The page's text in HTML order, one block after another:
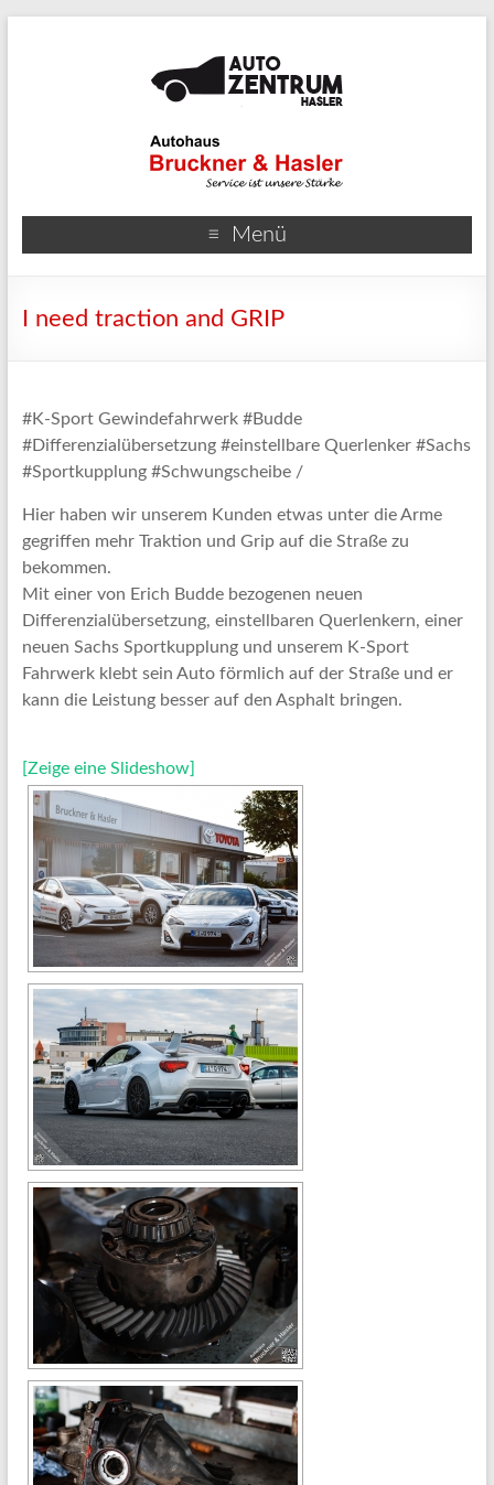
Menü
I need traction and GRIP
#K-Sport Gewindefahrwerk #Budde
#Differenzialübersetzung #einstellbare Querlenker #Sachs
#Sportkupplung #Schwungscheibe /
Hier haben wir unserem Kunden etwas unter die Arme
gegriffen mehr Traktion und Grip auf die Straße zu
bekommen.
Mit einer von Erich Budde bezogenen neuen
Differenzialübersetzung, einstellbaren Querlenkern, einer
neuen Sachs Sportkupplung und unserem K-Sport
Fahrwerk klebt sein Auto förmlich auf der Straße und er
kann die Leistung besser auf den Asphalt bringen.
[Zeige eine Slideshow]